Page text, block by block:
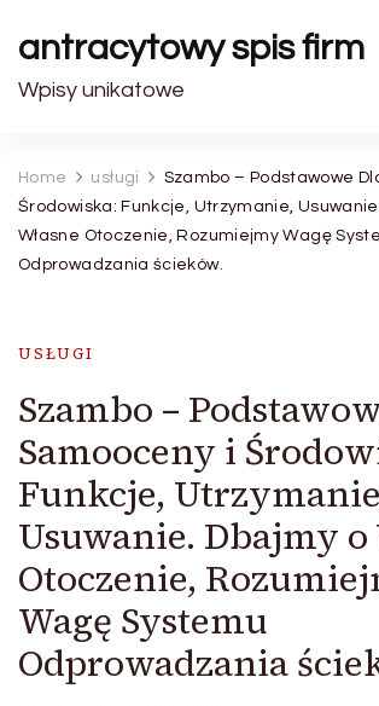
antracytowy spis firm
Wpisy unikatowe
Home usługi
Szambo – Podstawowe
Środowiska: Funkcje, Utrzymanie,
Własne Otoczenie, Rozumiejmy Wagę
Odprowadzania ścieków.
USŁUGI
Szambo –
Samooceny i
Funkcje,
Usuwanie. Dbajmy o
Otoczenie,
Wagę Systemu
Odprowadzania